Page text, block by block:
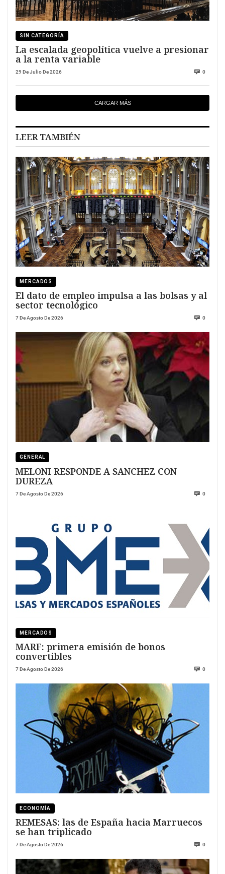
SIN CATEGORÍA
La escalada geopolítica vuelve a presionar
a la renta variable
29 De Julio De 2026 0
CARGAR MÁS
LEER TAMBIÉN
MERCADOS
El dato de empleo impulsa a las bolsas y al
sector tecnológico
7 De Agosto De 2026 0
GENERAL
MELONI RESPONDE A SANCHEZ CON
DUREZA
7 De Agosto De 2026 0
MERCADOS
MARF: primera emisión de bonos
convertibles
7 De Agosto De 2026 0
ECONOMÍA
REMESAS: las de España hacia Marruecos
se han triplicado
7 De Agosto De 2026 0